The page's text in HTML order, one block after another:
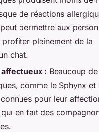
de réactions
permettre aux
pleinement de la
chat.
: Beaucoup
comme le Sphynx et
pour leur
en fait des